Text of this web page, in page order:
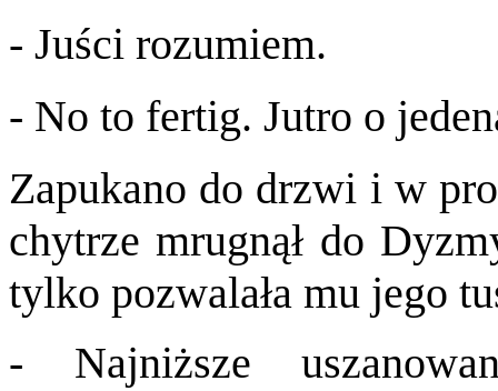
- Juści rozumiem.
- No to fertig. Jutro o
Zapukano do drzwi i w
chytrze mrugnął do
tylko pozwalała mu jego
- Najniższe